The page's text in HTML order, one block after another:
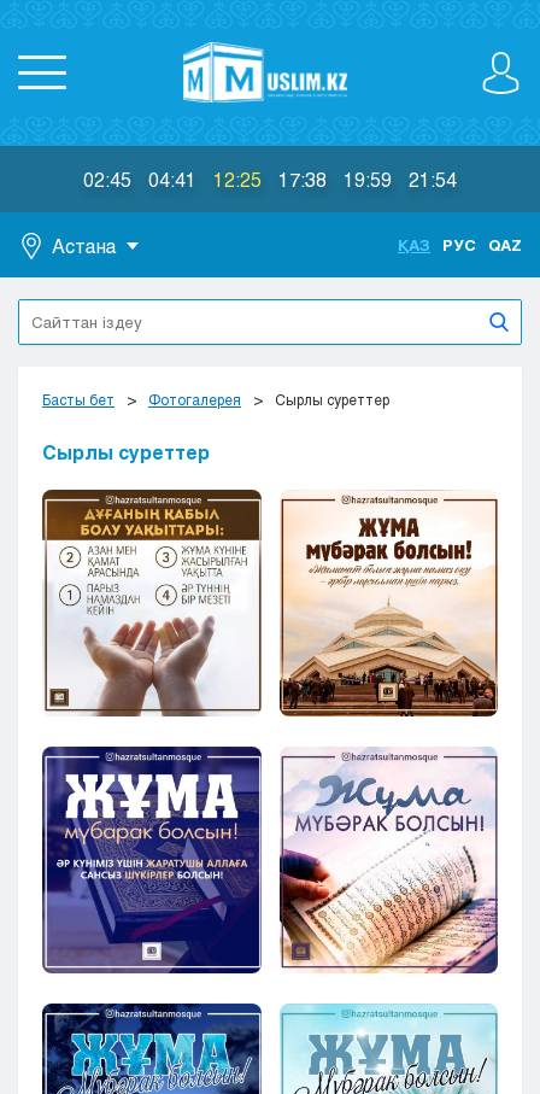
02:45 04:41 12:25 17:38 19:59 21:54
Астана
Астана
Алматы
Жезказган
Кокшетау
Костанай
Кызылорда
Павлодар
Петропавловск
Семей
Талдыкорган
Тараз
Уральск
Усть-Каменогорск
Шымкент
ҚАЗ РУС QAZ
Басты бет Фотогалерея Сырлы суреттер
Сырлы суреттер